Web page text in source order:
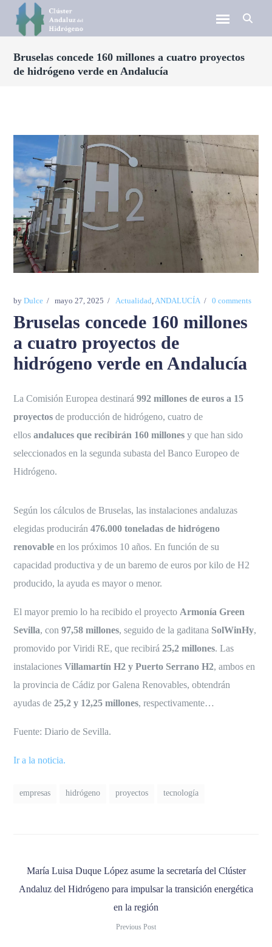
Bruselas concede 160 millones a cuatro proyectos
de hidrógeno verde en Andalucía
byDulce mayo 27, 2025 Actualidad ANDALUCÍA 0 comments
Bruselas concede 160 millones
a cuatro proyectos de
hidrógeno verde en Andalucía
La Comisión Europea destinará992 millones de euros a 15
proyectos de producción de hidrógeno, cuatro de
ellosandaluces que recibirán 160 millones y que han sido
seleccionados en la segunda subasta del Banco Europeo de
Hidrógeno.
Según los cálculos de Bruselas, las instalaciones andaluzas
elegidas producirán476.000 toneladas de hidrógeno
renovable en los próximos 10 años. En función de su
capacidad productiva y de un baremo de euros por kilo de H2
producido, la ayuda es mayor o menor.
El mayor premio lo ha recibido el proyecto Armonía Green
Sevilla, con97,58 millones, seguido de la gaditana SolWinHy,
promovido por Viridi RE, que recibirá25,2 millones. Las
instalacionesVillamartín H2 y Puerto Serrano H2, ambos en
la provincia de Cádiz por Galena Renovables, obtendrán
ayudas de25,2 y 12,25 millones, respectivamente…
Fuente: Diario de Sevilla.
Ir a la noticia.
empresas hidrógeno proyectos tecnología
María Luisa Duque López asume la secretaría del Clúster
Andaluz del Hidrógeno para impulsar la transición energética
en la región
Previous Post